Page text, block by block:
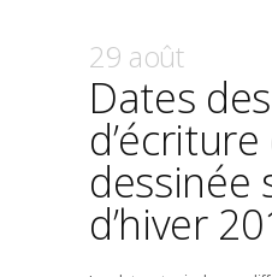
29 août
Dates
dessinée
d’hiver